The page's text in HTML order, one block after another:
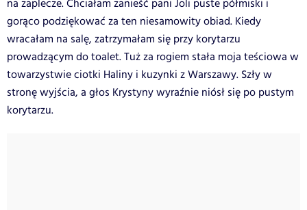
na zaplecze. Chciałam zanieść pani Joli puste półmiski i
gorąco podziękować za ten niesamowity obiad. Kiedy
wracałam na salę, zatrzymałam się przy korytarzu
prowadzącym do toalet. Tuż za rogiem stała moja teściowa w
towarzystwie ciotki Haliny i kuzynki z Warszawy. Szły w
stronę wyjścia, a głos Krystyny wyraźnie niósł się po pustym
korytarzu.